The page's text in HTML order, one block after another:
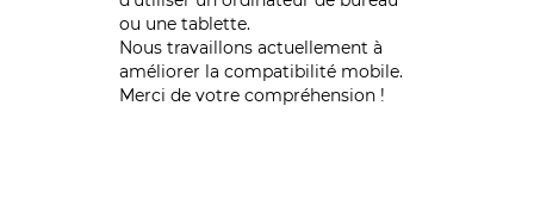
ou une tablette.
Nous travaillons actuellement à
améliorer la compatibilité mobile.
Merci de votre compréhension !